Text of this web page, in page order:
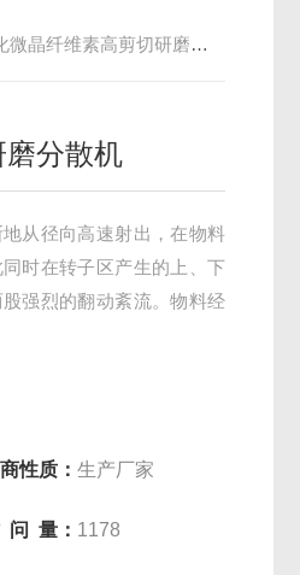
晶纤维素高剪切研磨分散机
分散机
从径向高速射出，在物料
时在转子区产生的上、下
强烈的翻动紊流。物料经
性质：生产厂家
问 量： 1178